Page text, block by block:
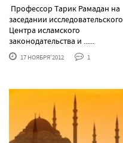
Профессор Тарик Рамадан на
заседании исследовательского
Центра исламского
законодательства и ......
17 НОЯБРЯ'2012 1